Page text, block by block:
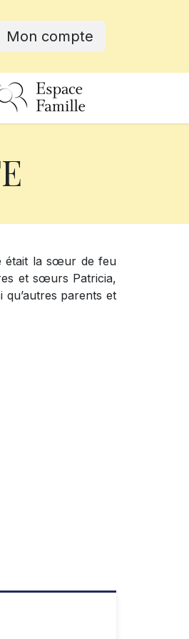
Mon compte
était la sœur de feu
et sœurs Patricia,
parents et